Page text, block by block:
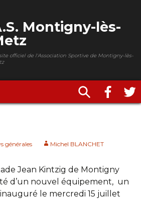
Montigny-lès-
officiel de l'Association Sportive de Montigny-lès-
générales Michel BLANCHET
Jean Kintzig de Montigny
d’un nouvel équipement, un
le mercredi 15 juillet